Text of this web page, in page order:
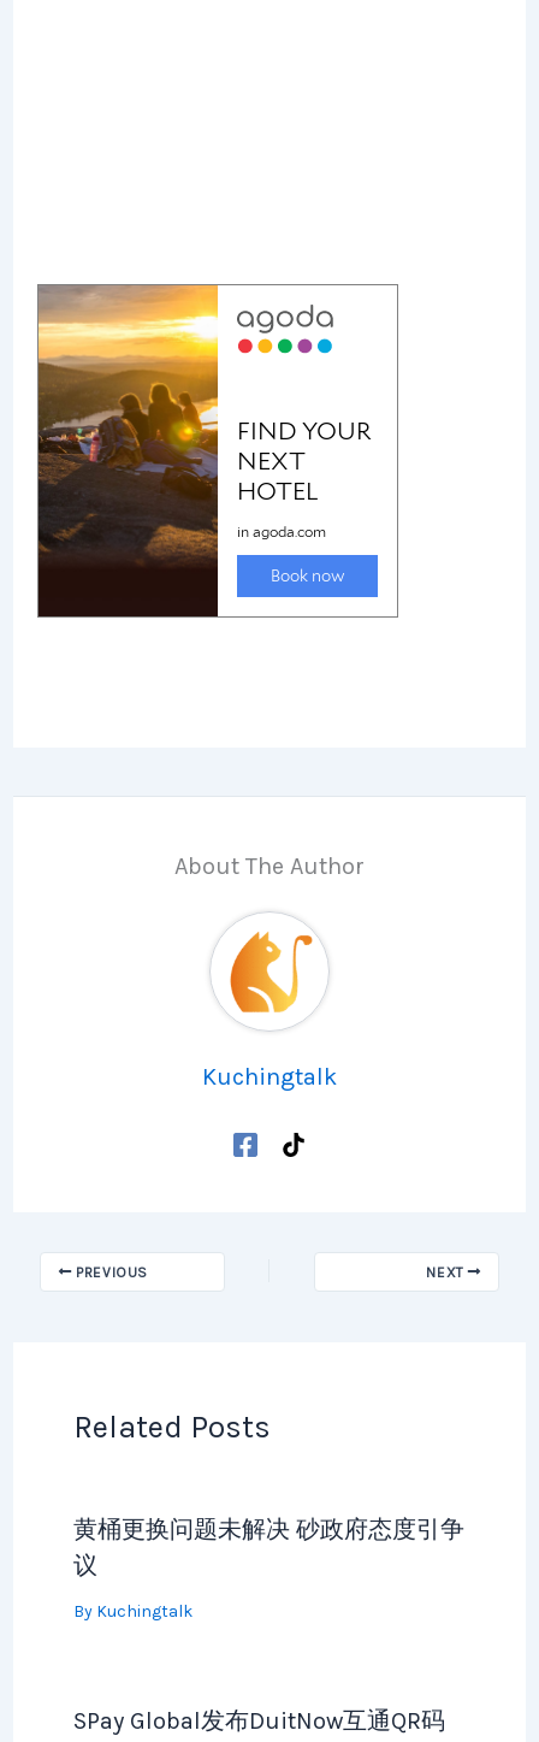
About The Author
Kuchingtalk
PREVIOUS NEXT
Related Posts
黄桶更换问题未解决 砂政府态度引争
议
By Kuchingtalk
SPay Global发布DuitNow互通QR码